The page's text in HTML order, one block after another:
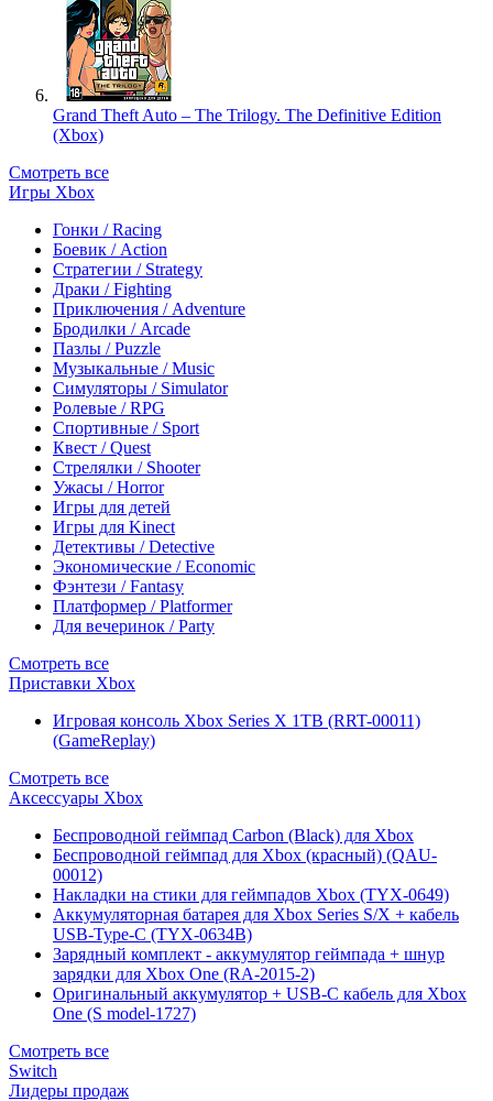
Grand Theft Auto – The Trilogy. The Definitive Edition
(Xbox)
Смотреть все
Игры Xbox
Гонки / Racing
Боевик / Action
Стратегии / Strategy
Драки / Fighting
Приключения / Adventure
Бродилки / Arcade
Пазлы / Puzzle
Музыкальные / Music
Симуляторы / Simulator
Ролевые / RPG
Спортивные / Sport
Квест / Quest
Стрелялки / Shooter
Ужасы / Horror
Игры для детей
Игры для Kinect
Детективы / Detective
Экономические / Economic
Фэнтези / Fantasy
Платформер / Platformer
Для вечеринок / Party
Смотреть все
Приставки Xbox
Игровая консоль Xbox Series X 1TB (RRT-00011)
(GameReplay)
Смотреть все
Аксессуары Xbox
Беспроводной геймпад Carbon (Black) для Xbox
Беспроводной геймпад для Xbox (красный) (QAU-
00012)
Накладки на стики для геймпадов Xbox (TYX-0649)
Аккумуляторная батарея для Xbox Series S/X + кабель
USB-Type-C (TYX-0634B)
Зарядный комплект - аккумулятор геймпада + шнур
зарядки для Xbox One (RA-2015-2)
Оригинальный аккумулятор + USB-C кабель для Xbox
One (S model-1727)
Смотреть все
Switch
Лидеры продаж